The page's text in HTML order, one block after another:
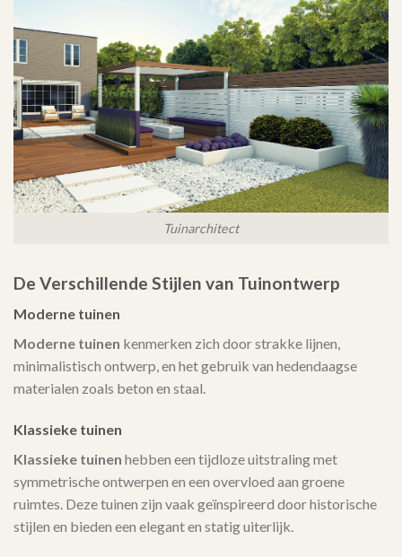
Tuinarchitect
De Verschillende Stijlen van Tuinontwerp
Moderne tuinen
Moderne tuinen kenmerken zich door strakke lijnen,
minimalistisch ontwerp, en het gebruik van hedendaagse
materialen zoals beton en staal.
Klassieke tuinen
Klassieke tuinen hebben een tijdloze uitstraling met
symmetrische ontwerpen en een overvloed aan groene
ruimtes. Deze tuinen zijn vaak geïnspireerd door historische
stijlen en bieden een elegant en statig uiterlijk.